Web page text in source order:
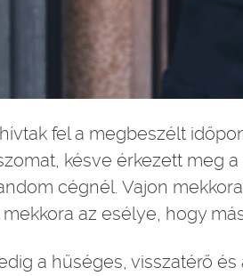
fel a megbeszélt
késve érkezett meg
cégnél. Vajon
az esélye, hogy
a hűséges, visszatérő